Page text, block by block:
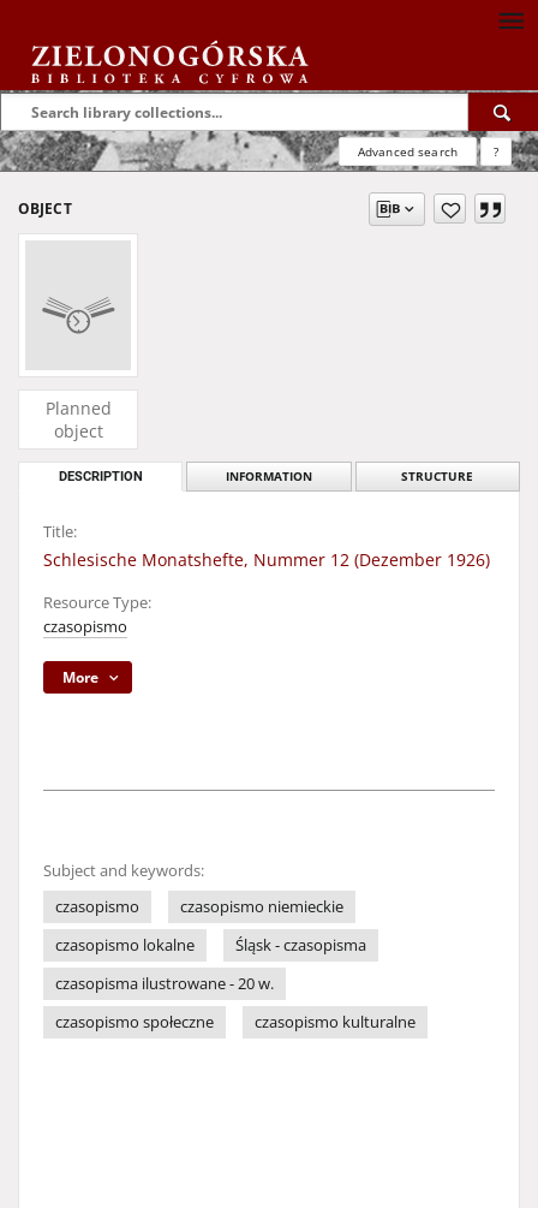
Advanced search ?
OBJECT
Planned
object
DESCRIPTION INFORMATION STRUCTURE
Title:
Schlesische Monatshefte, Nummer 12 (Dezember 1926)
Resource Type:
czasopismo
More
Subject and keywords:
czasopismo
czasopismo niemieckie
czasopismo lokalne
Śląsk - czasopisma
czasopisma ilustrowane - 20 w.
czasopismo społeczne
czasopismo kulturalne